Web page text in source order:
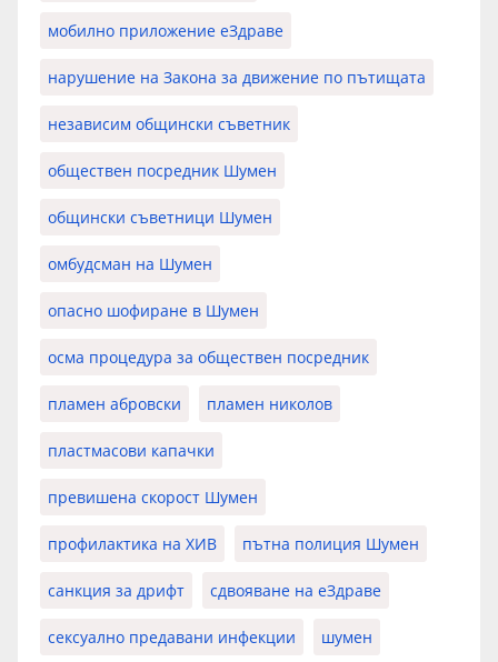
мобилно приложение еЗдраве
нарушение на Закона за движение по пътищата
независим общински съветник
обществен посредник Шумен
общински съветници Шумен
омбудсман на Шумен
опасно шофиране в Шумен
осма процедура за обществен посредник
пламен абровски пламен николов
пластмасови капачки
превишена скорост Шумен
профилактика на ХИВ пътна полиция Шумен
санкция за дрифт сдвояване на еЗдраве
сексуално предавани инфекции шумен